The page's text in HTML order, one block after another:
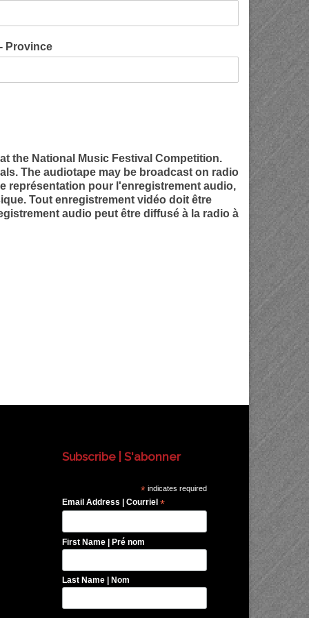
Province
the National Music Festival Competition.
The audiotape may be broadcast on radio
représentation pour l'enregistrement audio,
Tout enregistrement vidéo doit être
audio peut être diffusé à la radio à
Subscribe | S'abonner
*indicates required
Email Address | Courriel*
First Name | Pré nom
Last Name | Nom